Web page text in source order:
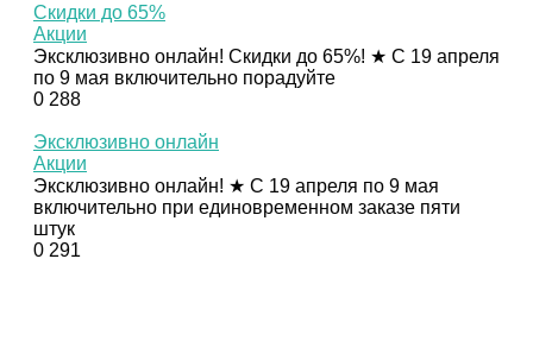
Скидки до 65%
Акции
Эксклюзивно онлайн! Скидки до 65%! ★ С 19 апреля
по 9 мая включительно порадуйте
0 288
Эксклюзивно онлайн
Акции
Эксклюзивно онлайн! ★ С 19 апреля по 9 мая
включительно при единовременном заказе пяти
штук
0 291